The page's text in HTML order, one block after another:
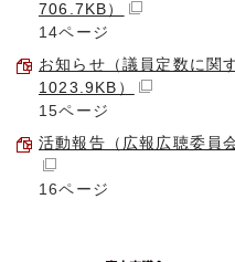
706.7KB）
14ページ
お知らせ（議員定数に関
1023.9KB）
15ページ
活動報告（広報広聴委員
16ページ